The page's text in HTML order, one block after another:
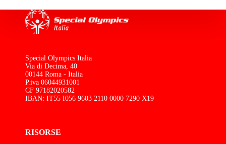
Special Olympics Italia
Via di Decima, 40
00144 Roma - Italia
P.iva 06044931001
CF 97182020582
IBAN: IT55 I056 9603 2110 0000 7290 X19
RISORSE